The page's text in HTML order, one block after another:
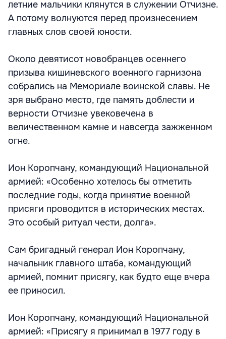
летние мальчики клянутся в служении Отчизне.
А потому волнуются перед произнесением
главных слов своей юности.
Около девятисот новобранцев осеннего
призыва кишиневского военного гарнизона
собрались на Мемориале воинской славы. Не
зря выбрано место, где память доблести и
верности Отчизне увековечена в
величественном камне и навсегда зажженном
огне.
Ион Коропчану, командующий Национальной
армией: «Особенно хотелось бы отметить
последние годы, когда принятие военной
присяги проводится в исторических местах.
Это особый ритуал чести, долга».
Сам бригадный генерал Ион Коропчану,
начальник главного штаба, командующий
армией, помнит присягу, как будто еще вчера
ее приносил.
Ион Коропчану, командующий Национальной
армией: «Присягу я принимал в 1977 году в